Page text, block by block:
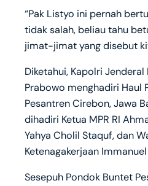
“Pak Listyo ini pernah
tidak salah, beliau tahu
jimat-jimat yang disebut
Diketahui, Kapolri
Prabowo menghadiri Haul
Pesantren Cirebon, Jawa
dihadiri Ketua MPR RI
Yahya Cholil Staquf, dan
Ketenagakerjaan
Sesepuh Pondok Buntet